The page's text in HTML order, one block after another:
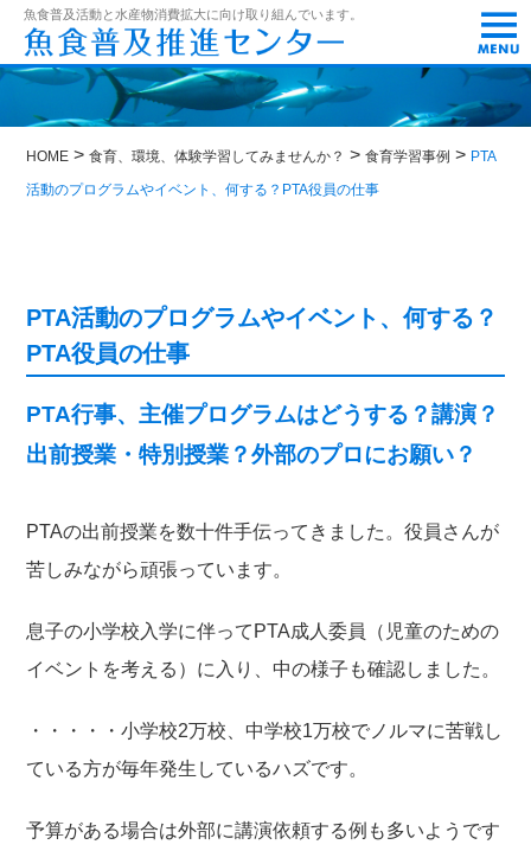
魚食普及活動と水産物消費拡大に向け取り組んでいます。
t
o
g
g
e
HOME >食育、環境、体験学習してみませんか？ >食育学習事例 > PTA
活動のプログラムやイベント、何する？PTA役員の仕事
PTA活動のプログラムやイベント、何する？
PTA役員の仕事
PTA行事、主催プログラムはどうする？講演？
出前授業・特別授業？外部のプロにお願い？
PTAの出前授業を数十件手伝ってきました。役員さんが
苦しみながら頑張っています。
息子の小学校入学に伴ってPTA成人委員（児童のための
イベントを考える）に入り、中の様子も確認しました。
・・・・・小学校2万校、中学校1万校でノルマに苦戦し
ている方が毎年発生しているハズです。
予算がある場合は外部に講演依頼する例も多いようです